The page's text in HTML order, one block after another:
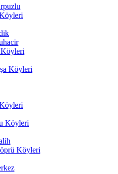
Köyleri
Köyleri
Köyleri